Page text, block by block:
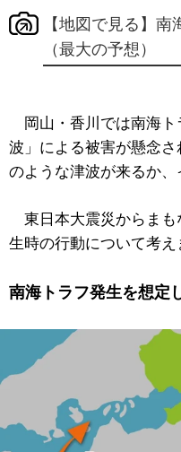
【地図で見る】
（最大の予想）
岡山・香川では南海ト
波」による被害が懸念
のような津波が来るか
東日本大震災からまも
生時の行動について考え
南海トラフ発生を想定